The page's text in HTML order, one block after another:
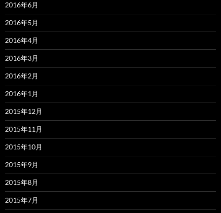
2016年6月
2016年5月
2016年4月
2016年3月
2016年2月
2016年1月
2015年12月
2015年11月
2015年10月
2015年9月
2015年8月
2015年7月